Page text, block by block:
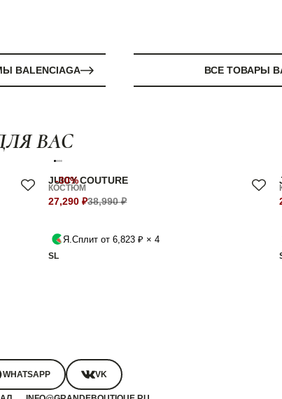
BALENCIAGA ВСЕ ТОВАРЫ
ВАС
-30%
JUICY COUTURE
КОСТЮМ
27,290 ₽38,990 ₽
Я.Сплит от 6,823 ₽ × 4
SL
WHATSAPP VK